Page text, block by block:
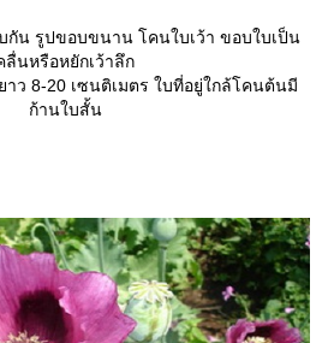
บกัน รูปขอบขนาน โคนใบเว้า ขอบใบเป็น
ลื่นหรือหยักเว้าลึก
าว 8-20 เซนติเมตร ใบที่อยู่ใกล้โคนต้นมี
ก้านใบสั้น